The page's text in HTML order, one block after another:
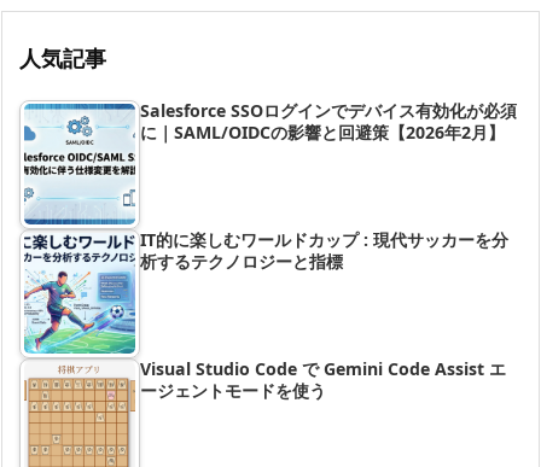
人気記事
Salesforce SSOログインでデバイス有効化が必須
に｜SAML/OIDCの影響と回避策【2026年2月】
IT的に楽しむワールドカップ : 現代サッカーを分
析するテクノロジーと指標
Visual Studio Code で Gemini Code Assist エ
ージェントモードを使う